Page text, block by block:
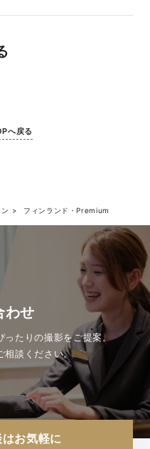
へ戻る
フィンランド・Premium
わせ
ったりの撮影をご提案。
相談ください。
お気軽に